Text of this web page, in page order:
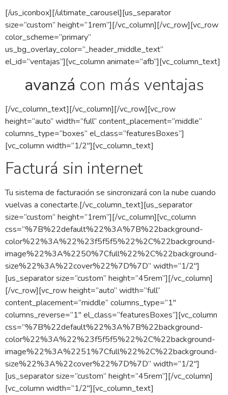
[/us_iconbox][/ultimate_carousel][us_separator
size=”custom” height=”1rem”][/vc_column][/vc_row][vc_row
color_scheme=”primary”
us_bg_overlay_color=”_header_middle_text”
el_id=”ventajas”][vc_column animate=”afb”][vc_column_text]
avanzá con más ventajas
[/vc_column_text][/vc_column][/vc_row][vc_row
height=”auto” width=”full” content_placement=”middle”
columns_type=”boxes” el_class=”featuresBoxes”]
[vc_column width=”1/2″][vc_column_text]
Facturá sin internet
Tu sistema de facturación se sincronizará con la nube cuando
vuelvas a conectarte.[/vc_column_text][us_separator
size=”custom” height=”1rem”][/vc_column][vc_column
css=”%7B%22default%22%3A%7B%22background-
color%22%3A%22%23f5f5f5%22%2C%22background-
image%22%3A%2250%7Cfull%22%2C%22background-
size%22%3A%22cover%22%7D%7D” width=”1/2″]
[us_separator size=”custom” height=”45rem”][/vc_column]
[/vc_row][vc_row height=”auto” width=”full”
content_placement=”middle” columns_type=”1″
columns_reverse=”1″ el_class=”featuresBoxes”][vc_column
css=”%7B%22default%22%3A%7B%22background-
color%22%3A%22%23f5f5f5%22%2C%22background-
image%22%3A%2251%7Cfull%22%2C%22background-
size%22%3A%22cover%22%7D%7D” width=”1/2″]
[us_separator size=”custom” height=”45rem”][/vc_column]
[vc_column width=”1/2″][vc_column_text]